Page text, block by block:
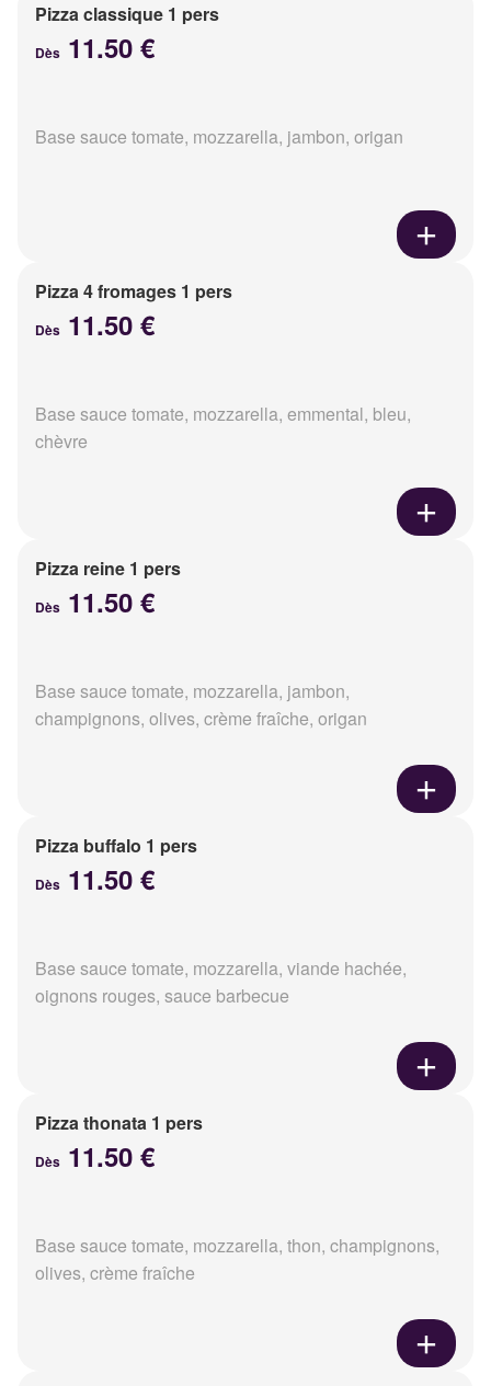
Pizza classique 1 pers
Dès 11.50 €
Base sauce tomate, mozzarella, jambon, origan
Pizza 4 fromages 1 pers
Dès 11.50 €
Base sauce tomate, mozzarella, emmental, bleu,
chèvre
Pizza reine 1 pers
Dès 11.50 €
Base sauce tomate, mozzarella, jambon,
champignons, olives, crème fraîche, origan
Pizza buffalo 1 pers
Dès 11.50 €
Base sauce tomate, mozzarella, viande hachée,
oignons rouges, sauce barbecue
Pizza thonata 1 pers
Dès 11.50 €
Base sauce tomate, mozzarella, thon, champignons,
olives, crème fraîche